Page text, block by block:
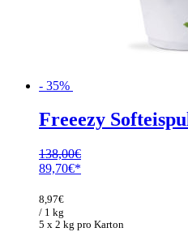
- 35%
Freeezy
138,00€
Ursprünglicher
war:
138,00€
89,70€
5 x 2 kg pro Karton
8,97€
/ 1 kg